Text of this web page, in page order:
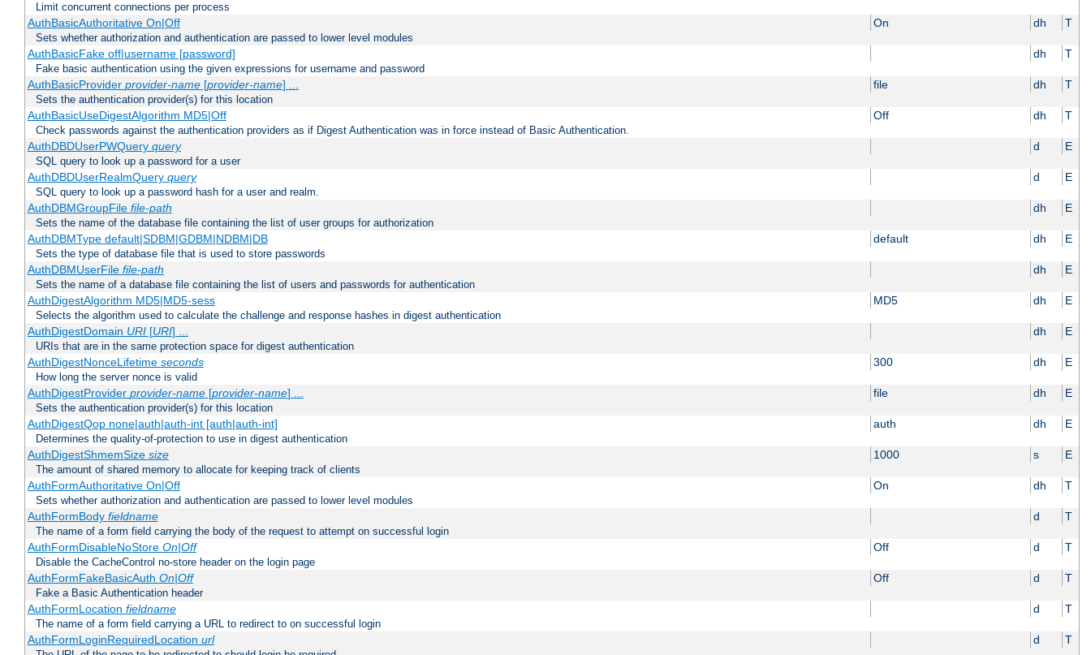
Limit concurrent connections per process
AuthBasicAuthoritative On|Off On dh T
Sets whether authorization and authentication are passed to lower level modules
AuthBasicFake off|username [password] dh T
Fake basic authentication using the given expressions for username and password
AuthBasicProvider provider-name[provider-name] ... file dh T
Sets the authentication provider(s) for this location
AuthBasicUseDigestAlgorithm MD5|Off Off dh T
Check passwords against the authentication providers as if Digest Authentication was in force instead of Basic Authentication.
AuthDBDUserPWQuery query d E
SQL query to look up a password for a user
AuthDBDUserRealmQuery query d E
SQL query to look up a password hash for a user and realm.
AuthDBMGroupFile file-path dh E
Sets the name of the database file containing the list of user groups for authorization
AuthDBMType default|SDBM|GDBM|NDBM|DB default dh E
Sets the type of database file that is used to store passwords
AuthDBMUserFile file-path dh E
Sets the name of a database file containing the list of users and passwords for authentication
AuthDigestAlgorithm MD5|MD5-sess MD5 dh E
Selects the algorithm used to calculate the challenge and response hashes in digest authentication
AuthDigestDomain URI[URI] ... dh E
URIs that are in the same protection space for digest authentication
AuthDigestNonceLifetime seconds 300 dh E
How long the server nonce is valid
AuthDigestProvider provider-name[provider-name] ... file dh E
Sets the authentication provider(s) for this location
AuthDigestQop none|auth|auth-int [auth|auth-int] auth dh E
Determines the quality-of-protection to use in digest authentication
AuthDigestShmemSize size 1000 s E
The amount of shared memory to allocate for keeping track of clients
AuthFormAuthoritative On|Off On dh T
Sets whether authorization and authentication are passed to lower level modules
AuthFormBody fieldname d T
The name of a form field carrying the body of the request to attempt on successful login
AuthFormDisableNoStore On|Off Off d T
Disable the CacheControl no-store header on the login page
AuthFormFakeBasicAuth On|Off Off d T
Fake a Basic Authentication header
AuthFormLocation fieldname d T
The name of a form field carrying a URL to redirect to on successful login
AuthFormLoginRequiredLocation url d T